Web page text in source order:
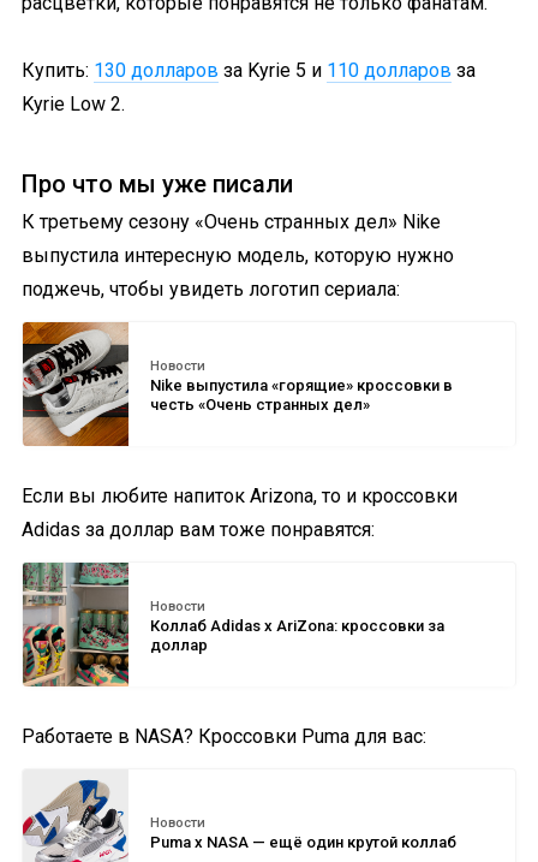
Купить: 130 долларов за Kyrie 5 и 110 долларов за
Kyrie Low 2.
Про что мы уже писали
К третьему сезону «Очень странных дел» Nike
выпустила интересную модель, которую нужно
поджечь, чтобы увидеть логотип сериала:
Новости
Nike выпустила «горящие» кроссовки в
честь «Очень странных дел»
Если вы любите напиток Arizona, то и кроссовки
Adidas за доллар вам тоже понравятся:
Новости
Коллаб Adidas x AriZona: кроссовки за
доллар
Работаете в NASA? Кроссовки Puma для вас:
Новости
Puma x NASA — ещё один крутой коллаб